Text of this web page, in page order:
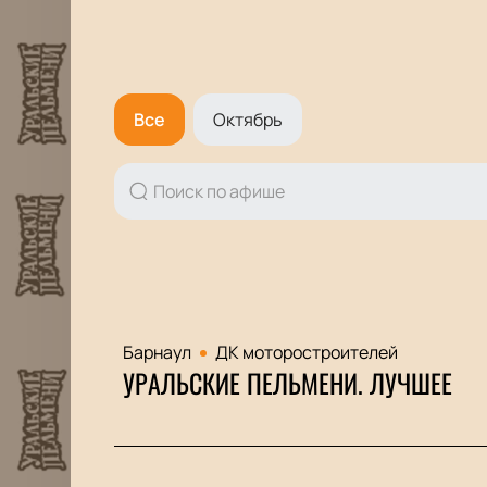
Все Октябрь
Барнаул ДК моторостроителей
УРАЛЬСКИЕ ПЕЛЬМЕНИ. ЛУЧШЕЕ